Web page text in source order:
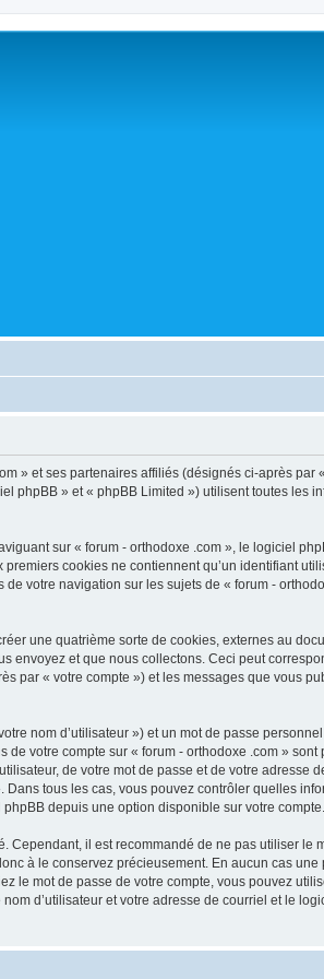
» et ses partenaires affiliés (désignés ci-après par
phpBB » et « phpBB Limited ») utilisent toutes les
sur « forum - orthodoxe .com », le logiciel
cookies ne contiennent qu’un identifiant
votre navigation sur les sujets de « forum -
une quatrième sorte de cookies, externes au
envoyez et que nous collectons. Ceci peut
par « votre compte ») et les messages que vous
nom d’utilisateur ») et un mot de passe
votre compte sur « forum - orthodoxe .com »
de votre mot de passe et de votre
tous les cas, vous pouvez contrôler quelles
depuis une option disponible sur votre compte.
Cependant, il est recommandé de ne pas utiliser le
à le conservez précieusement. En aucun cas
le mot de passe de votre compte, vous pouvez
d’utilisateur et votre adresse de courriel et le